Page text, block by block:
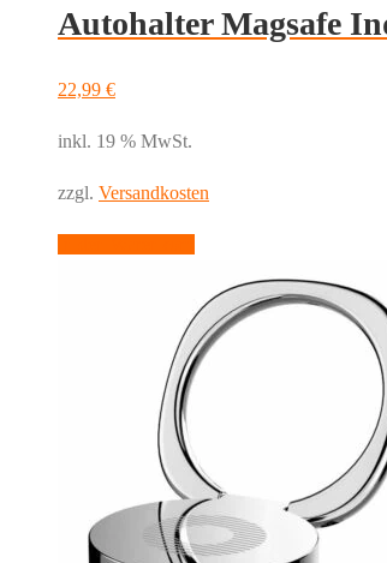
Autohalter Magsafe
22,99 €
inkl. 19 % MwSt.
zzgl. Versandkosten